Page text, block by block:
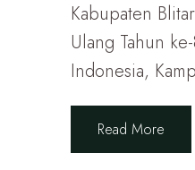
Kabupaten
Ulang Tahun
Indonesia,
Read More